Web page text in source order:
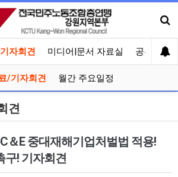
자회견 미디어|문서 자료실 공유게시
/기자회견 월간 주요일정
견
＆E 중대재해기업처벌법 적용!
구! 기자회견